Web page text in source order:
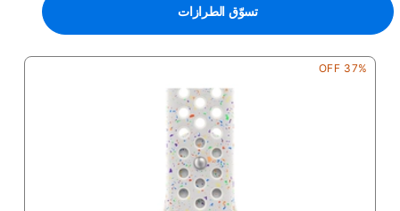
تسوّق الطرازات
37% OFF